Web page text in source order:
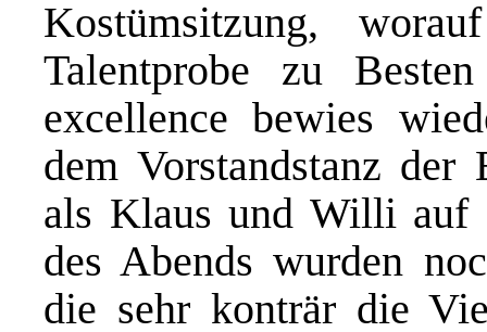
Kostümsitzung,
Talentprobe zu
excellence bewies
dem Vorstandstanz
als Klaus und Willi
des Abends wurden
die sehr konträr die